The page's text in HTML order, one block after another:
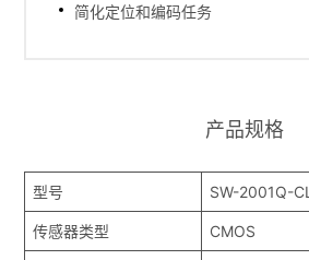
简化定位和编码任务
产品规格
型号 SW-2001Q-CL
传感器类型 CMOS